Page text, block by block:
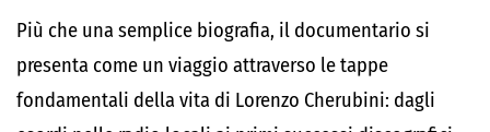
Più che una semplice biografia, il documentario si
presenta come un viaggio attraverso le tappe
fondamentali della vita di Lorenzo Cherubini: dagli